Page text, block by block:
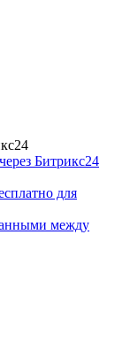
Битрикс24
для
между